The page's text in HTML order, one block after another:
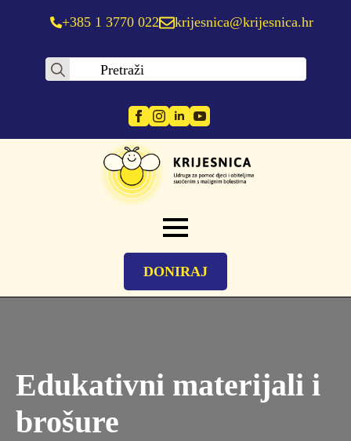
+385 1 3770 022 krijesnica@krijesnica.hr
Search
DONIRAJ
Edukativni materijali i
brošure